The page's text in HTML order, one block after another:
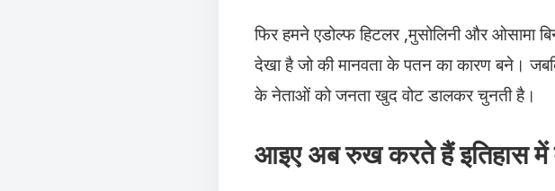
फिर हमने एडोल्फ हिटलर ,मुसोलिनी और ओसामा
देखा है जो की मानवता के पतन का कारण बने।
के नेताओं को जनता खुद वोट डालकर चुनती है।
आइए अब रुख करते हैं इतिहास में